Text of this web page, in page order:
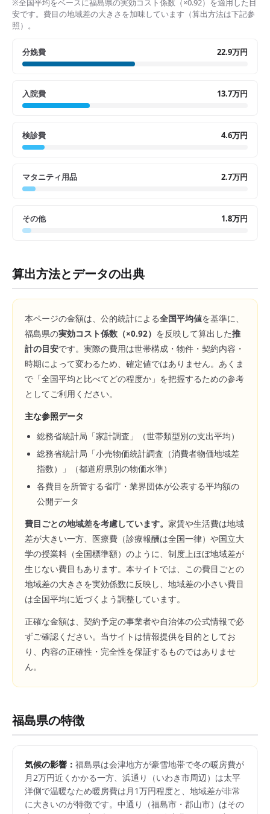
※全国平均をベースに福島県の実効コスト係数（×0.92）を適用した目
安です。費目の地域差の大きさを加味しています（算出方法は下記参
照）。
分娩費 22.9万円
入院費 13.7万円
検診費 4.6万円
マタニティ用品 2.7万円
その他 1.8万円
算出方法とデータの出典
本ページの金額は、公的統計による全国平均値を基準に、
福島県の実効コスト係数（×0.92） を反映して算出した推
計の目安です。実際の費用は世帯構成・物件・契約内容・
時期によって変わるため、確定値ではありません。あくま
で「全国平均と比べてどの程度か」を把握するための参考
としてご利用ください。
主な参照データ
総務省統計局「家計調査」（世帯類型別の支出平均）
総務省統計局「小売物価統計調査（消費者物価地域差
指数）」（都道府県別の物価水準）
各費目を所管する省庁・業界団体が公表する平均額の
公開データ
費目ごとの地域差を考慮しています。 家賃や生活費は地域
差が大きい一方、医療費（診療報酬は全国一律）や国立大
学の授業料（全国標準額）のように、制度上ほぼ地域差が
生じない費目もあります。本サイトでは、この費目ごとの
地域差の大きさを実効係数に反映し、地域差の小さい費目
は全国平均に近づくよう調整しています。
正確な金額は、契約予定の事業者や自治体の公式情報で必
ずご確認ください。当サイトは情報提供を目的としてお
り、内容の正確性・完全性を保証するものではありませ
ん。
福島県の特徴
気候の影響： 福島県は会津地方が豪雪地帯で冬の暖房費が
月2万円近くかかる一方、浜通り（いわき市周辺）は太平
洋側で温暖なため暖房費は月1万円程度と、地域差が非常
に大きいのが特徴です。中通り（福島市・郡山市）はその